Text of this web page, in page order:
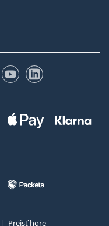
YouTubeLinkedIn
Prejsť hore